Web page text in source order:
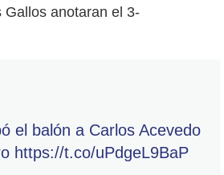
Gallos anotaran el 3-
el balón a Carlos Acevedo
https://t.co/uPdgeL9BaP